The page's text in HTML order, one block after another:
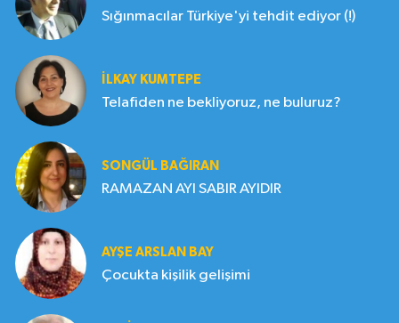
Sığınmacılar Türkiye'yi tehdit ediyor (!)
İLKAY KUMTEPE
Telafiden ne bekliyoruz, ne buluruz?
SONGÜL BAĞIRAN
RAMAZAN AYI SABIR AYIDIR
AYŞE ARSLAN BAY
Çocukta kişilik gelişimi